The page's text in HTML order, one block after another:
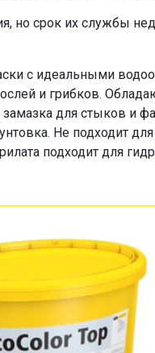
срок их службы
с идеальными
и грибков.
замазка для стыков
Не подходит
подходит для